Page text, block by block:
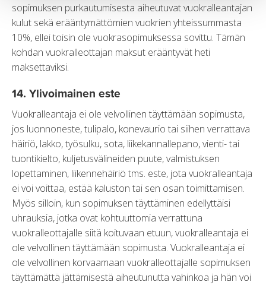
sopimuksen purkautumisesta aiheutuvat vuokralleantajan
kulut sekä erääntymättömien vuokrien yhteissummasta
10%, ellei toisin ole vuokrasopimuksessa sovittu. Tämän
kohdan vuokralleottajan maksut erääntyvät heti
maksettaviksi.
14. Ylivoimainen este
Vuokralleantaja ei ole velvollinen täyttämään sopimusta,
jos luonnoneste, tulipalo, konevaurio tai siihen verrattava
häiriö, lakko, työsulku, sota, liikekannallepano, vienti- tai
tuontikielto, kuljetusvälineiden puute, valmistuksen
lopettaminen, liikennehäiriö tms. este, jota vuokralleantaja
ei voi voittaa, estää kaluston tai sen osan toimittamisen.
Myös silloin, kun sopimuksen täyttäminen edellyttäisi
uhrauksia, jotka ovat kohtuuttomia verrattuna
vuokralleottajalle siitä koituvaan etuun, vuokralleantaja ei
ole velvollinen täyttämään sopimusta. Vuokralleantaja ei
ole velvollinen korvaamaan vuokralleottajalle sopimuksen
täyttämättä jättämisestä aiheutunutta vahinkoa ja hän voi